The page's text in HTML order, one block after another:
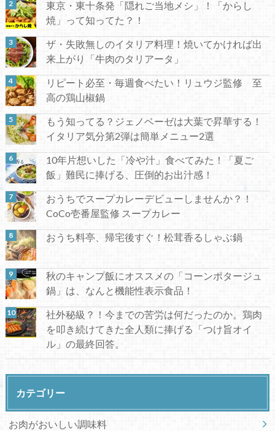
東京・東十条発「隠れご当地メシ」！「からし
焼」って知ってた？！
ザ・失敗無しのイタリア料理！焼いてかければ出
来上がり「牛肉のタリアータ」
リピート必至・毎週食べたい！リュウジ監修 至
高の鶏山椒鍋
もう知ってる？ジェノベーゼは大葉で昇華する！
イタリア気分第2弾は簡単メニュー2選
10年片想いした「冷や汁」食べてみた！「夏ご
飯」難民に捧げる、圧倒的お出汁感！
おうちでスープカレーデビューしませんか？！
CoCo壱番屋監修 スープカレー
おうち料亭、帰宅後すぐ！松茸香るしゃぶ鍋
秋のキャンプ飯にオススメの「コーンポタージュ
鍋」は、なんと機能性表示食品！
社外秘級？！今までの苦労は何だったのか。鶏肉
を叩き続けてきた全人類に捧げる「つけ旨オイ
ル」の最終回答。
カテゴリー
お肉がおいしい調味料